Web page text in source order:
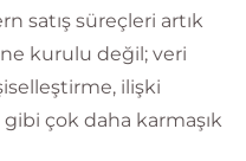
satış süreçleri artık
kurulu değil; veri
ilişki
çok daha karmaşık